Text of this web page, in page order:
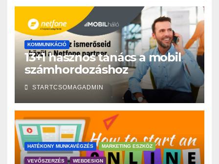
KOMMUNIKÁCIÓ
13+1 hasznos tanács a mobil
számhordozáshoz
STARTCSOMAGADMIN
HATÉKONY MUNKAVÉGZÉS MARKETING ESZKÖZ
VEVŐSZERZÉS WEBDESIGN